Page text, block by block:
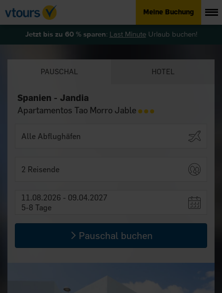
Meine Buchung
Jetzt bis zu 60 % sparen: Last MinuteUrlaub buchen!
PAUSCHAL HOTEL
Spanien - Jandia
Apartamentos Tao Morro Jable
2 Reisende
11.08.2026 - 09.04.2027
5-8 Tage
Pauschal buchen